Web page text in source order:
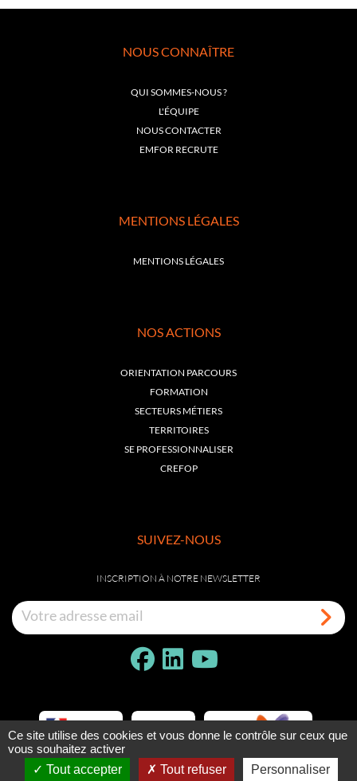
NOUS CONNAÎTRE
QUI SOMMES-NOUS ?
L'ÉQUIPE
NOUS CONTACTER
EMFOR RECRUTE
MENTIONS LÉGALES
MENTIONS LÉGALES
NOS ACTIONS
ORIENTATION PARCOURS
FORMATION
SECTEURS MÉTIERS
TERRITOIRES
SE PROFESSIONNALISER
CREFOP
SUIVEZ-NOUS
INSCRIPTION À NOTRE NEWSLETTER
Ce site utilise des cookies et vous donne le contrôle sur ceux que
vous souhaitez activer
Tout accepter
Tout refuser Personnaliser